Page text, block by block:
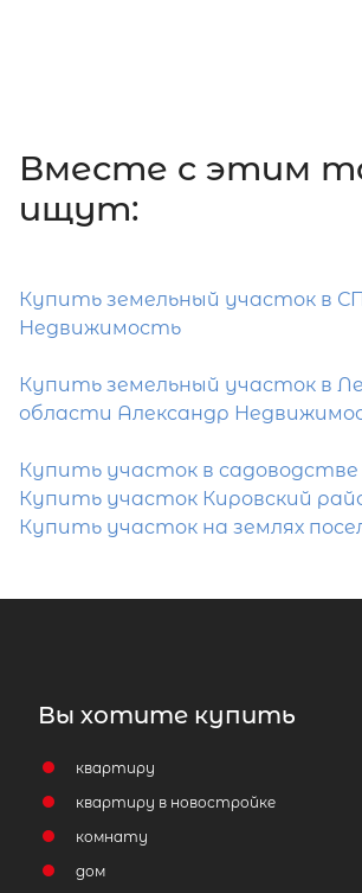
Вместе c этим
ищут:
Купить земельный участок в
Недвижимость
Купить земельный участок в
области Александр
Купить участок в садоводстве
Купить участок Кировский
Купить участок на землях
Вы хотите купить
квартиру
квартиру в новостройке
комнату
дом